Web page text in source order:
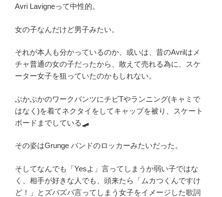
Avri Lavigneって中性的。
女の子なんだけど男子みたい。
それが本人も分かっているのか、或いは、昔のAvrilはメ
チャ普通の女の子だったから、敢えて売れる為に、スケ
ーター女子を狙っていたのかもしれない。
ぶかぶかのワークパンツにチビTやランニング(キャミで
はなく)を着てネクタイをしてキャップを被り、スケート
ボードまでしている🛹
その姿はGrunge バンドのロッカーみたいだった。
そしてなんでも「Yesよ」言ってしまうか弱い子ではな
く、相手が好きな人でも、頭来たら「ムカつくんですけ
ど！」とズバズバ言ってしまう女子をイメージした歌詞